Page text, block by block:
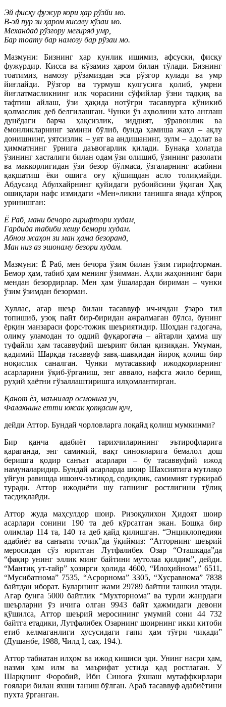
Эй фисқу фужур кори ҳар рўзйи мо.
В-эй пур зи ҳаром кисаву кўзаи мо.
Механдад рўзгору мегиряд умр,
Бар тоату бар намозу бар рўзаи мо.
Мазмуни: Бизнинг ҳар кунлик ишимиз, афсуски, фисқу
фужурдир. Кисса ва кўзамиз ҳаром билан тўлади. Бизнинг
тоатимиз, намозу рўзамиздан эса рўзгор кулади ва умр
йиғлайди. Рўзгор ва турмуш кулгусига қолиб, умрни
йиғлатмасликнинг илк чорасини сўфийлар ўзни тадқиқ ва
тафтиш айлаш, ўзи ҳақида нотўғри тасаввурга кўникиб
қолмаслик деб белгилашган. Чунки ўз аҳволини хато англаш
дунёдаги барча ҳақсизлик, зиддият, зўравонлик ва
ёмонликларнинг замини бўлиб, бунда ҳамиша жаҳл – ақлу
донишнинг, уятсизлик – уят ва андишанинг, зулм – адолат ва
ҳимматнинг ўрнига даъвогарлик қилади. Бунақа ҳолатда
ўзининг хасталиги билан одам ўзи олишиб, ўзининг разолати
ва маккорлигидан ўзи безор бўлмаса, ўзгаларнинг асабини
қақшатиш ёки ошига оғу қўшишдан асло толиқмайди.
Абдусаид Абулхайрнинг қуйидаги рубоийсини ўқиган Ҳақ
ошиқлари нафс измидаги «Мен»ликни танишга янада кўпроқ
уринишган:
Ё Раб, мани бечоро гирифтори худам,
Гардида табиби хешу бемори худам.
Абнои жаҳон зи ман ҳама безоранд,
Ман низ аз эшонаму безори худам.
Мазмуни: Ё Раб, мен бечора ўзим билан ўзим гирифторман.
Бемор ҳам, табиб ҳам менинг ўзимман. Аҳли жаҳоннинг бари
мендан безордирлар. Мен ҳам ўшалардан бириман – чунки
ўзим ўзимдан безорман.
Хуллас, агар шеър билан тасаввуф ич-ичдан ўзаро тил
топишиб, узоқ пайт бир-биридан ажралмаган бўлса, бунинг
ёрқин манзараси форс-тожик шеъриятидир. Шоҳдан гадогача,
олиму уламодан то оддий фуқарогача – айтарли ҳамма шу
туфайли ҳам тасаввуфий шеърият билан қизиққан. Умуман,
қадимий Шарқда тасаввуф завқ-шавқидан йироқ қолиш бир
ноқислик саналган. Чунки мутасаввиф ижодкорларнинг
асарларини ўқиб-ўрганиш, энг аввало, нафсга жило бериш,
руҳий ҳаётни гўзаллаштиришга илҳомлантирган.
Қанот ёз, маънилар осмонига уч,
Фалакнинг етти юксак қопқасин қуч,
дейди Аттор. Бундай чорловларга лоқайд қолиш мумкинми?
Бир қанча адабиёт тарихчиларининг эътирофларига
қараганда, энг самимий, вақт синовларига бемалол дош
беришга қодир санъат асарлари – бу тасаввуфий ижод
намуналаридир. Бундай асарларда шоир Шахсиятига мутлақо
уйғун равишда ишонч-эътиқод, содиқлик, самимият гуркираб
туради. Аттор ижодиёти шу гапнинг ростлигини тўлиқ
тасдиқлайди.
Аттор жуда маҳсулдор шоир. Ризоқулихон Ҳидоят шоир
асарлари сонини 190 та деб кўрсатган экан. Бошқа бир
олимлар 114 та, 140 та деб қайд қилишган. “Энциклопедияи
адабиёт ва санъати точик”да ўқиймиз: “Атторнинг шеърий
меросидан сўз юритган Лутфалибек Озар “Оташкада”да
“фақир унинг эллик минг байтини мутолаа қилдим”, дейди.
“Мантиқ ут-тайр” ҳозирги ҳолида 4600, “Илоҳийнома” 6511,
“Мусибатнома” 7535, “Асрорнома” 3305, “Хусравнома” 7838
байтдан иборат. Буларнинг жами 29789 байтни ташкил этади.
Агар бунга 5000 байтлик “Мухторнома” ва турли жанрдаги
шеърларни ўз ичига олган 9943 байт ҳажмидаги девони
қўшилса, Аттор шеърий меросининг умумий сони 44 732
байтга етадики, Лутфалибек Озарнинг шоирнинг икки китоби
етиб келмаганлиги хусусидаги гапи ҳам тўғри чиқади”
(Душанбе, 1988, Чилд I, саҳ. 194.).
Аттор табиатан илҳом ва ижод кишиси эди. Унинг насри ҳам,
назми ҳам илм ва маърифат устида қад ростлаган. У
Шарқнинг Форобий, Ибн Синога ўхшаш мутаффкирлари
ғоялари билан яхши таниш бўлган. Араб тасаввуф адабиётини
пухта ўрганган.